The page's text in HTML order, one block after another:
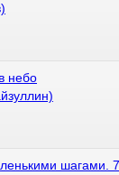
небо
шагами.